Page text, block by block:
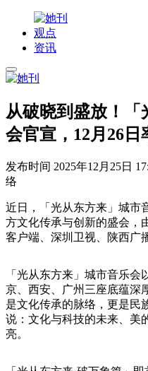
观点
资讯
从破晓到盛放！
会官宣，12月26日
发布时间 2025年12月25日
络
近日，「光从东方来」城市
方文化传承与创新的盛会，
客户端、深圳卫视、陕西广
「光从东方来」城市音乐
京、西安、广州三座底蕴深
是文化传承的脉络，更是民
说：文化与科技的未来、美
亮。